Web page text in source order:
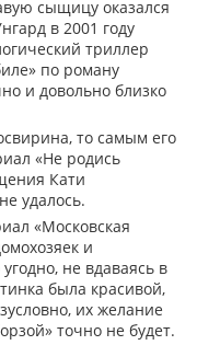
сыщицу оказался
в 2001 году
триллер
по роману
и довольно близко
то самым его
«Не родись
Кати
удалось.
«Московская
и
не вдаваясь в
была красивой,
их желание
точно не будет.